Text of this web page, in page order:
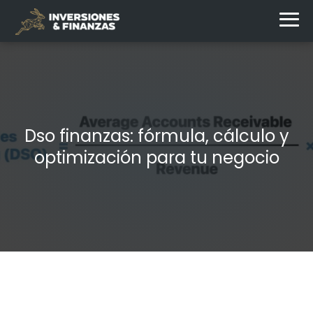
Dso finanzas: fórmula, cálculo y
optimización para tu negocio